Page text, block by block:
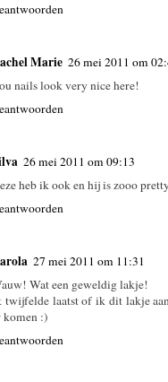
Marie 26 mei 2011 om
nails look very nice here!
26 mei 2011 om 09:13
heb ik ook en hij is zooo
27 mei 2011 om 11:31
Wat een geweldig lakje!
twijfelde laatst of ik dit lakje
komen :)